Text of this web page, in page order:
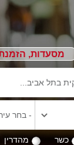
מסעדות,
כשר מהדרין